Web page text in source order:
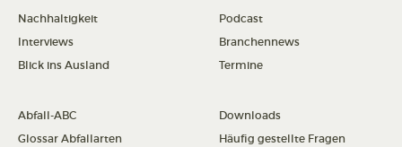
Nachhaltigkeit
Interviews
Blick ins Ausland
Podcast
Branchennews
Termine
Abfall-ABC
Glossar Abfallarten
Downloads
Häufig gestellte Fragen